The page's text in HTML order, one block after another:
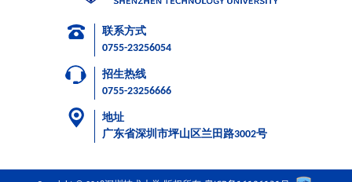
联系方式
0755-23256054
招生热线
0755-23256666
地址
广东省深圳市坪山区兰田路3002号